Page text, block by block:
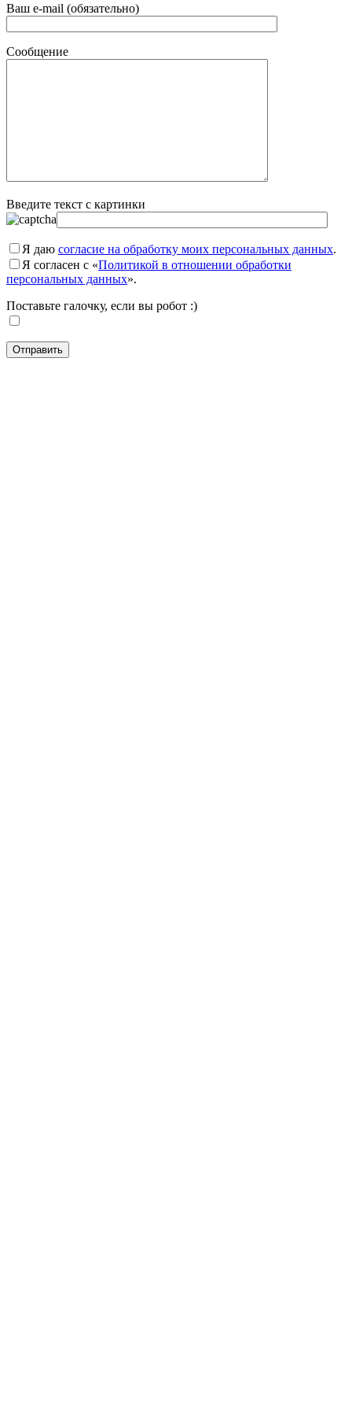
Ваш e-mail (обязательно)
Сообщение
Введите текст с картинки
Я даю согласие на обработку моих персональных данных.
Я согласен с «Политикой в отношении обработки
персональных данных».
Поставьте галочку, если вы робот :)